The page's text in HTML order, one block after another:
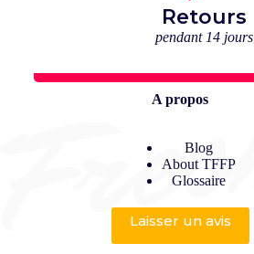
Retours
pendant 14 jours
A propos
Blog
About TFFP
Glossaire
Laisser un avis